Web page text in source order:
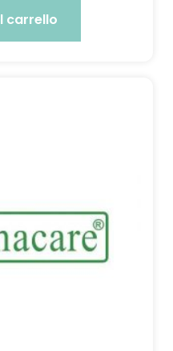
carrello